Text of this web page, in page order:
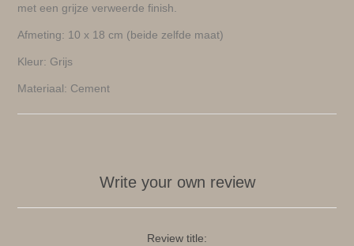
met een grijze verweerde finish.
Afmeting: 10 x 18 cm (beide zelfde maat)
Kleur: Grijs
Materiaal: Cement
Write your own review
Review title: